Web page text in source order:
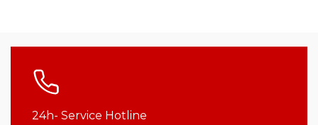
24h- Service Hotline